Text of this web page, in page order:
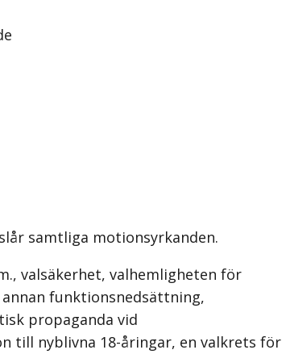
samtliga motionsyrkanden.
valsäkerhet, valhemligheten för
funktionsnedsättning,
propaganda vid
till nyblivna 18-åringar, en valkrets för